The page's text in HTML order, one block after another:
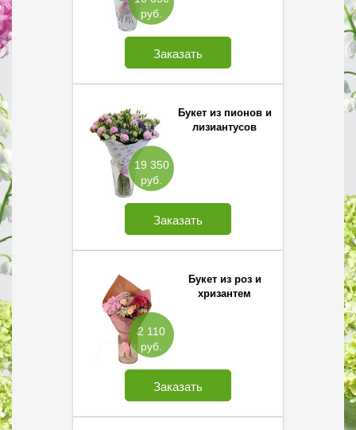
руб.
Заказать
19 350
руб.
Букет из пионов и
лизиантусов
Заказать
2 110
руб.
Букет из роз и
хризантем
Заказать